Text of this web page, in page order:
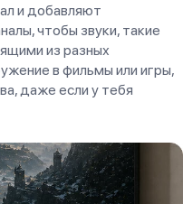
и добавляют
чтобы звуки, такие
из разных
в фильмы или игры,
даже если у тебя